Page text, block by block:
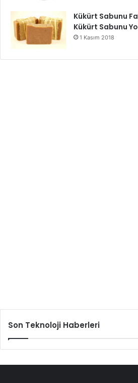
Kükürt Sabunu
Kükürt Sabunu
1 Kasım 2018
Son Teknoloji Haberleri